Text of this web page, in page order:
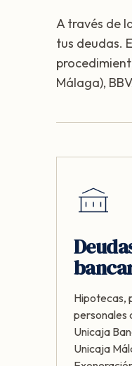
A través de
tus deudas.
Málaga),
Hipotecas,
personales
Unicaja
Unicaja